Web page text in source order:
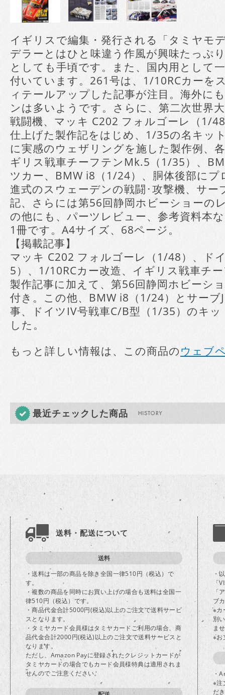
イギリスで編集・発行される「タミヤモ
デラーとはひと味違う作風が興味たっぷ
としても手頃です。また、国内用として
付いています。261号は、1/10RCカーを
ィテールアップした記事が注目。海外に
ンは多いようです。さらに、第二次世界
戦闘機、マッキ C202 フォルゴーレ（1/
仕上げた製作記をはじめ、1/35の名キッ
に実感のウェザリングを施した製作例、
ギリス戦車チーフテンMk.5（1/35）、
ツカー、BMW i8（1/24）、胴体後部に
進式のスウェーデンの戦闘･攻撃機、サー
記、さらには第56回静岡ホビーショーの
の他にも、パーツレビュー、参考資料本
1冊です。A4サイズ、68ページ。
【掲載記事】
マッキ C202 フォルゴーレ（1/48）、ド
5）、1/10RCカー改造、イギリス戦車チ
製作記事に加えて、第56回静岡ホビーシ
付き。この他、BMW i8（1/24）とサー
事、ドイツIV号戦車C/B型（1/35）のキ
した。
もっと詳しい情報は、この商品のウェブ
最近チェックした商品
送料・配送について
送料
・送料は一部の商品を除き全国一律510円（税込）で
す。
・複数の商品を同時にお買い上げの場合も送料は全国一
律510円（税込）です。
・商品代金合計5000円(税込)以上のご注文で送料サービ
スとなります。
・タミヤカード会員様はタミヤカードご利用の場合、商
品代金合計2000円(税込)以上のご注文で送料サービスと
なります。
ただし、Amazon Payに登録されたクレジットカードが
タミヤカードの場合でもカード会員様特典は適用されま
せんのでご注意ください。
・
「
「
ブ
※カ
別
ま
※お
・
※注
だ